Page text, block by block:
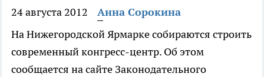
24 августа 2012
Анна Сорокина
На Нижегородской Ярмарке собираются строить
современный конгресс-центр. Об этом
сообщается на сайте Законодательного